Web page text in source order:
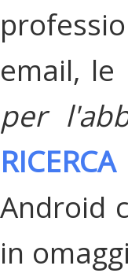
email, le
per
Android
in